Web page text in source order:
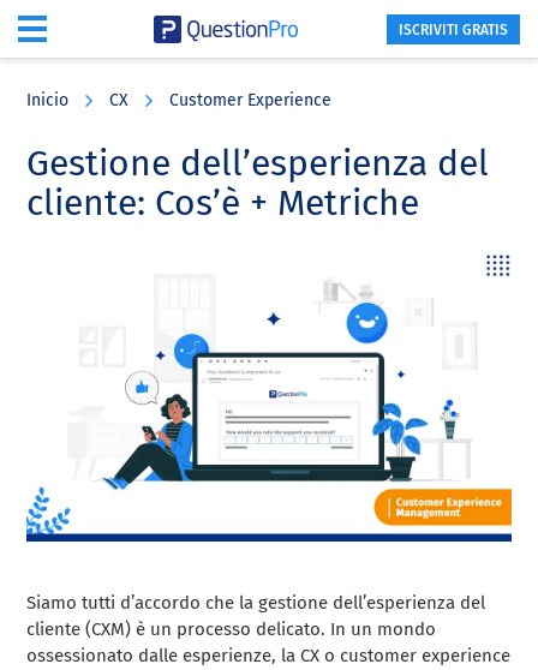
content
sidebar
ISCRIVITI GRATIS
Inicio CX Customer Experience
Gestione dell’esperienza del
cliente: Cos’è + Metriche
Siamo tutti d’accordo che la gestione dell’esperienza del
cliente (CXM) è un processo delicato. In un mondo
ossessionato dalle esperienze, la CX o customer experience